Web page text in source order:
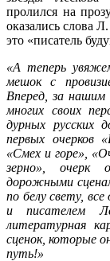
пролился на
оказались слова
это «писатель
«А теперь
мешок с
Вперед, за нашим
многих своих
дурных русских
первых очерков
«Смех и горе»,
зерно», очерк
дорожными
по белу свету,
и писателем
литературная
сценок, которые
путь!»